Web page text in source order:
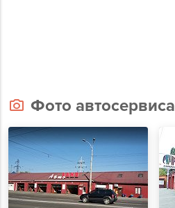
Фото автосервиса